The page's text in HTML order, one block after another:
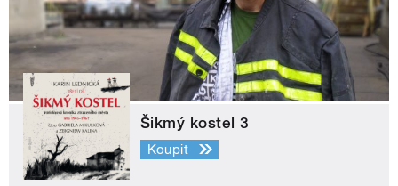
Šikmý kostel 3
Koupit